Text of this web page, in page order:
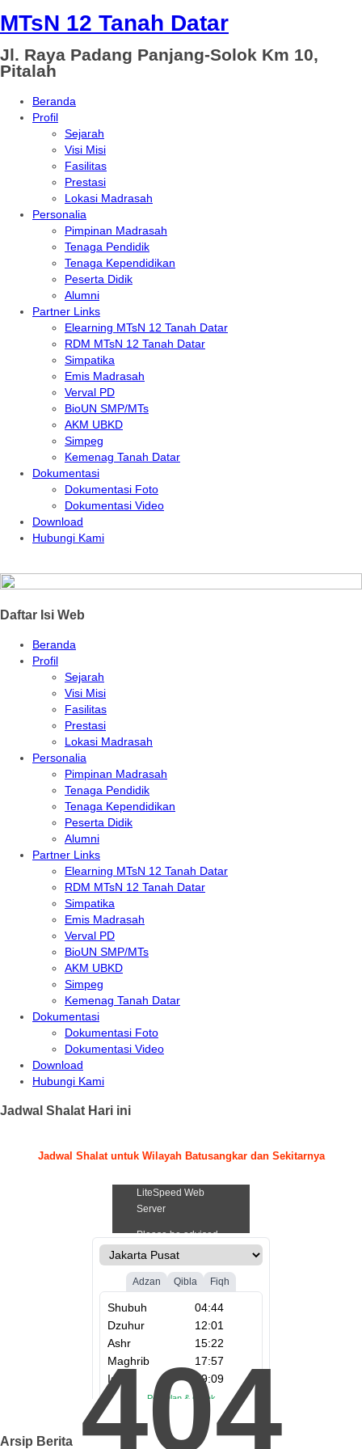
MTsN 12 Tanah Datar
Jl. Raya Padang Panjang-Solok Km 10,
Pitalah
Beranda
Profil
Sejarah
Visi Misi
Fasilitas
Prestasi
Lokasi Madrasah
Personalia
Pimpinan Madrasah
Tenaga Pendidik
Tenaga Kependidikan
Peserta Didik
Alumni
Partner Links
Elearning MTsN 12 Tanah Datar
RDM MTsN 12 Tanah Datar
Simpatika
Emis Madrasah
Verval PD
BioUN SMP/MTs
AKM UBKD
Simpeg
Kemenag Tanah Datar
Dokumentasi
Dokumentasi Foto
Dokumentasi Video
Download
Hubungi Kami
Daftar Isi Web
Beranda
Profil
Sejarah
Visi Misi
Fasilitas
Prestasi
Lokasi Madrasah
Personalia
Pimpinan Madrasah
Tenaga Pendidik
Tenaga Kependidikan
Peserta Didik
Alumni
Partner Links
Elearning MTsN 12 Tanah Datar
RDM MTsN 12 Tanah Datar
Simpatika
Emis Madrasah
Verval PD
BioUN SMP/MTs
AKM UBKD
Simpeg
Kemenag Tanah Datar
Dokumentasi
Dokumentasi Foto
Dokumentasi Video
Download
Hubungi Kami
Jadwal Shalat Hari ini
Jadwal Shalat untuk Wilayah Batusangkar dan Sekitarnya
Arsip Berita 404